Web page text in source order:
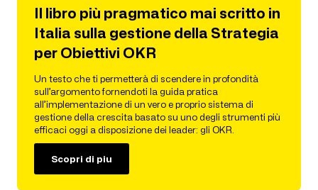
Il libro più pragmatico mai scritto in
Italia sulla gestione della Strategia
per Obiettivi OKR
Un testo che ti permetterà di scendere in profondità
sull’argomento fornendoti la guida pratica
all’implementazione di un vero e proprio sistema di
gestione della crescita basato su uno degli strumenti più
efficaci oggi a disposizione dei leader: gli OKR.
Scopri di piu